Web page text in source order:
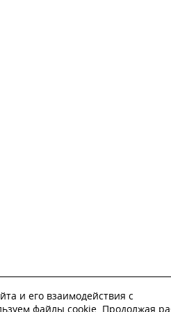
и его взаимодействия с
файлы cookie. Продолжая